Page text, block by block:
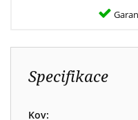
Specifikace
Kov: